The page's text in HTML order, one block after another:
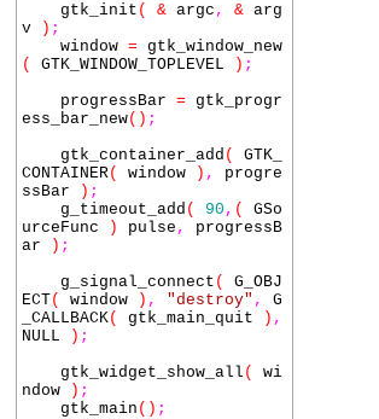
gtk_init ( & argc , & arg
v
) ;
window = gtk_window_new
(
GTK_WINDOW_TOPLEVEL ) ;
progressBar = gtk_progr
ess_bar_new() ;
gtk_container_add (
GTK_
CONTAINER( window ) ,
progre
ssBar
) ;
g_timeout_add ( 90 , (
GSo
urceFunc
) pulse ,
progressB
ar
) ;
g_signal_connect (
G_OBJ
ECT( window ) , "destroy" ,
G
_CALLBACK( gtk_main_quit ) ,
NULL
) ;
gtk_widget_show_all (
wi
ndow
) ;
gtk_main () ;